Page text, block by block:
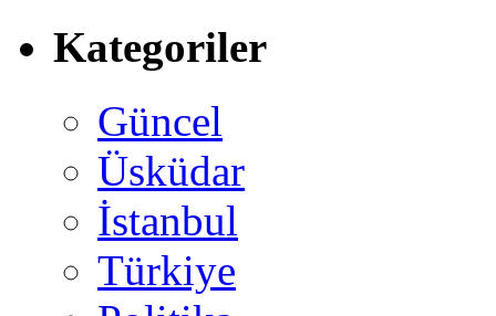
Kategoriler
Güncel
Üsküdar
İstanbul
Türkiye